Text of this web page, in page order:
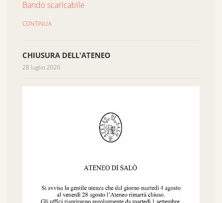
Bando scaricabile
CONTINUA
CHIUSURA DELL'ATENEO
28 luglio 2026